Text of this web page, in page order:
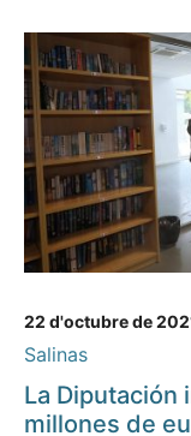
22 d'octubre de
Salinas
La Diputación
millones de